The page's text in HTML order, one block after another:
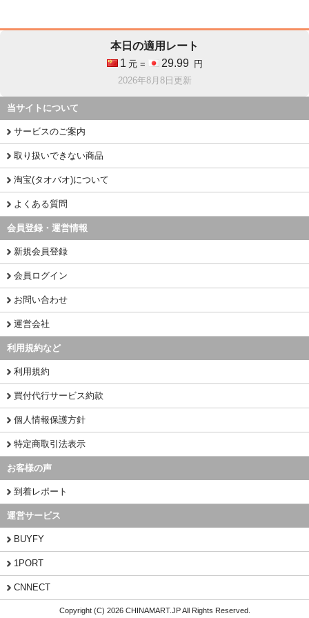
本日の適用レート
1 元 = 29.99
円
2026年8月8日更新
当サイトについて
サービスのご案内
取り扱いできない商品
淘宝(タオバオ)について
よくある質問
会員登録・運営情報
新規会員登録
会員ログイン
お問い合わせ
運営会社
利用規約など
利用規約
買付代行サービス約款
個人情報保護方針
特定商取引法表示
お客様の声
到着レポート
運営サービス
BUYFY
1PORT
CNNECT
Copyright (C) 2026 CHINAMART.JP All Rights Reserved.